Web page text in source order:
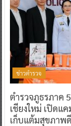
ข่าวตำรวจ
ตำรวจภูธรภาค
เชียงใหม่ เปิดแ
เก็บแต้มสุขภาพ